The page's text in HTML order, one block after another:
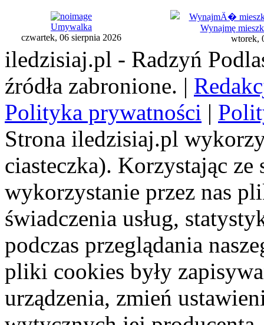
Umywalka
czwartek, 06 sierpnia 2026
Wynajmę
wtorek,
iledzisiaj.pl - Radzyń
źródła zabronione. |
Polityka prywatności |
Strona iledzisiaj.pl
ciasteczka). Korzystając
wykorzystanie przez nas
świadczenia usług,
podczas przeglądania
pliki cookies były
urządzenia, zmień